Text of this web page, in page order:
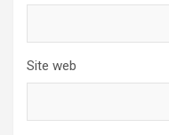
Site web